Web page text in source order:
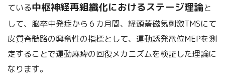
ている中枢神経再組織化におけるステージ理論と
して、脳卒中発症から６カ月間、経頭蓋磁気刺激TMSにて
皮質脊髄路の興奮性の指標として、運動誘発電位MEPを測
定することで運動麻痺の回復メカニズムを検証した理論に
なります。